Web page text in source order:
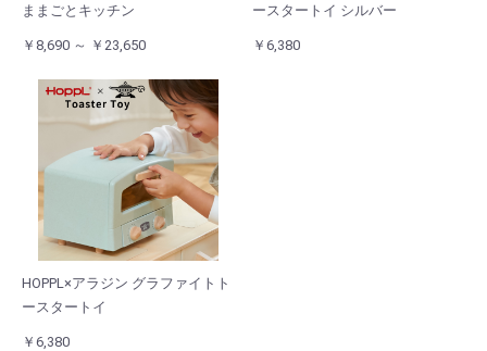
ままごとキッチン
￥8,690 ～ ￥23,650
ースタートイ シルバー
￥6,380
HOPPL×アラジン グラファイトト
ースタートイ
￥6,380